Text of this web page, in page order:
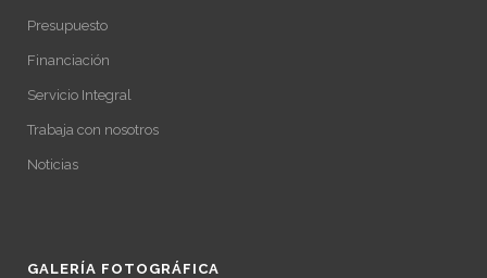
Presupuesto
Financiación
Servicio Integral
Trabaja con nosotros
Noticias
GALERÍA FOTOGRÁFICA